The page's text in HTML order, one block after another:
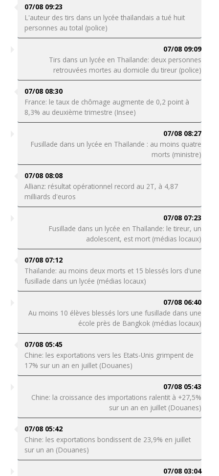
07/08 09:23
L'auteur des tirs dans un lycée thaïlandais a tué huit
personnes au total (police)
07/08 09:09
Tirs dans un lycée en Thaïlande: deux personnes
retrouvées mortes au domicile du tireur (police)
07/08 08:30
France: le taux de chômage augmente de 0,2 point à
8,3% au deuxième trimestre (Insee)
07/08 08:27
Fusillade dans un lycée en Thaïlande : au moins quatre
morts (ministre)
07/08 08:08
Allianz: résultat opérationnel record au 2T, à 4,87
milliards d'euros
07/08 07:23
Fusillade dans un lycée en Thaïlande: le tireur, un
adolescent, est mort (médias locaux)
07/08 07:12
Thaïlande: au moins deux morts et 15 blessés lors d'une
fusillade dans un lycée (médias locaux)
07/08 06:40
Au moins 10 élèves blessés lors une fusillade dans une
école près de Bangkok (médias locaux)
07/08 05:45
Chine: les exportations vers les Etats-Unis grimpent de
17% sur un an en juillet (Douanes)
07/08 05:43
Chine: la croissance des importations ralentit à +27,5%
sur un an en juillet (Douanes)
07/08 05:42
Chine: les exportations bondissent de 23,9% en juillet
sur un an (Douanes)
07/08 03:04